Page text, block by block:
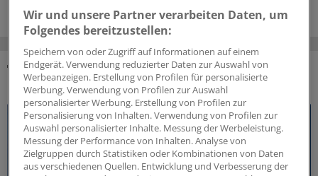
DAS KÖNNTE SIE AUCH INTERESSIEREN
Wir und unsere Partner verarbeiten Daten, um
Folgendes bereitzustellen:
Speichern von oder Zugriff auf Informationen auf einem
Endgerät. Verwendung reduzierter Daten zur Auswahl von
Werbeanzeigen. Erstellung von Profilen für personalisierte
Werbung. Verwendung von Profilen zur Auswahl
personalisierter Werbung. Erstellung von Profilen zur
Personalisierung von Inhalten. Verwendung von Profilen zur
Auswahl personalisierter Inhalte. Messung der Werbeleistung.
Messung der Performance von Inhalten. Analyse von
Zielgruppen durch Statistiken oder Kombinationen von Daten
aus verschiedenen Quellen. Entwicklung und Verbesserung der